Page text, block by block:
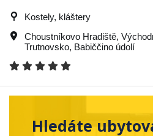
Kostely, kláštery
Choustníkovo Hradiště,
Trutnovsko, Babiččino údolí
Hledáte